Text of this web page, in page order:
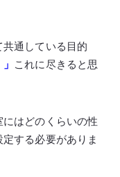
通している目的
これに尽きると思
はどのくらいの性
する必要がありま